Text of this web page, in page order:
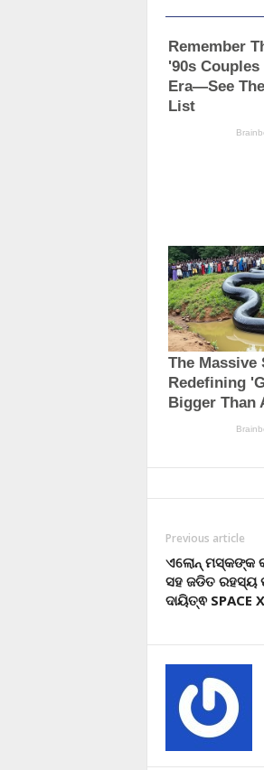
Previous article
ଏଲୋନ୍ ମସ୍କଙ୍କ
ସହ ଜଡିତ ରହସ୍ୟ
ଦାୟିତ୍ଵ SPACE